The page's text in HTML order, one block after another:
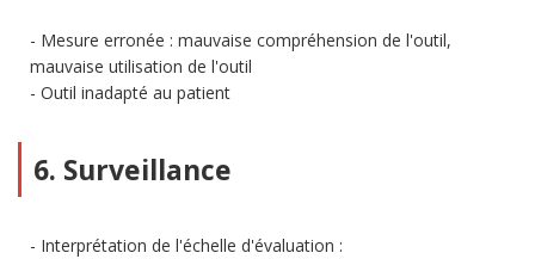
Mesure erronée : mauvaise compréhension de l'outil,
mauvaise utilisation de l'outil
Outil inadapté au patient
6. Surveillance
Interprétation de l'échelle d'évaluation :